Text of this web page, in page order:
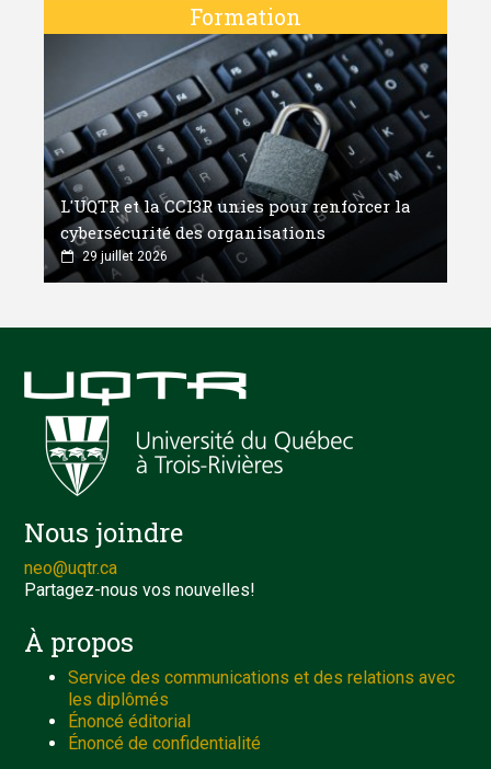
Formation
L'UQTR et la CCI3R unies pour renforcer la
cybersécurité des organisations
29 juillet 2026
Nous joindre
neo@uqtr.ca
Partagez-nous vos nouvelles!
À propos
Service des communications et des relations avec
les diplômés
Énoncé éditorial
Énoncé de confidentialité